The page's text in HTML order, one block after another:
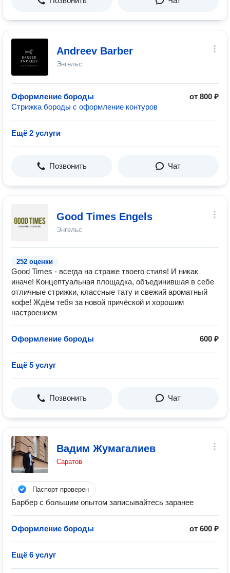
Andreev Barber
Энгельс
Оформление бороды
от 800 ₽
Стрижка бороды с оформление контуров
Ещё 2 услуги
Позвонить Чат
Good Times Engels
Энгельс
252 оценки
Good Times - всегда на страже твоего стиля! И никак
иначе! Концептуальная площадка, объединившая в себе
отличные стрижки, классные тату и свежий ароматный
кофе! Ждём тебя за новой причёской и хорошим
настроением
Оформление бороды 600 ₽
Ещё 5 услуг
Позвонить Чат
Вадим Жумагалиев
Саратов
Паспорт проверен
Барбер с большим опытом записывайтесь заранее
Оформление бороды от 600 ₽
Ещё 6 услуг